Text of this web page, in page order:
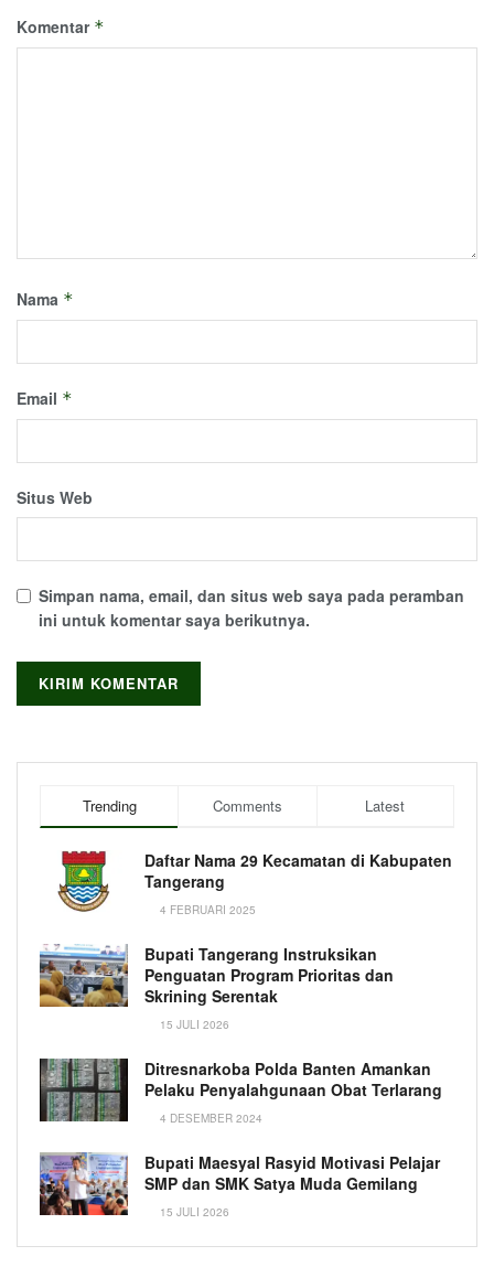
Komentar *
Nama *
Email *
Situs Web
Simpan nama, email, dan situs web saya pada peramban
ini untuk komentar saya berikutnya.
Trending Comments Latest
Daftar Nama 29 Kecamatan di Kabupaten
Tangerang
4 FEBRUARI 2025
Bupati Tangerang Instruksikan
Penguatan Program Prioritas dan
Skrining Serentak
15 JULI 2026
Ditresnarkoba Polda Banten Amankan
Pelaku Penyalahgunaan Obat Terlarang
4 DESEMBER 2024
Bupati Maesyal Rasyid Motivasi Pelajar
SMP dan SMK Satya Muda Gemilang
15 JULI 2026